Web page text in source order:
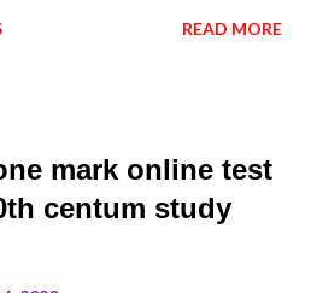
READ MORE
mark online test
centum study